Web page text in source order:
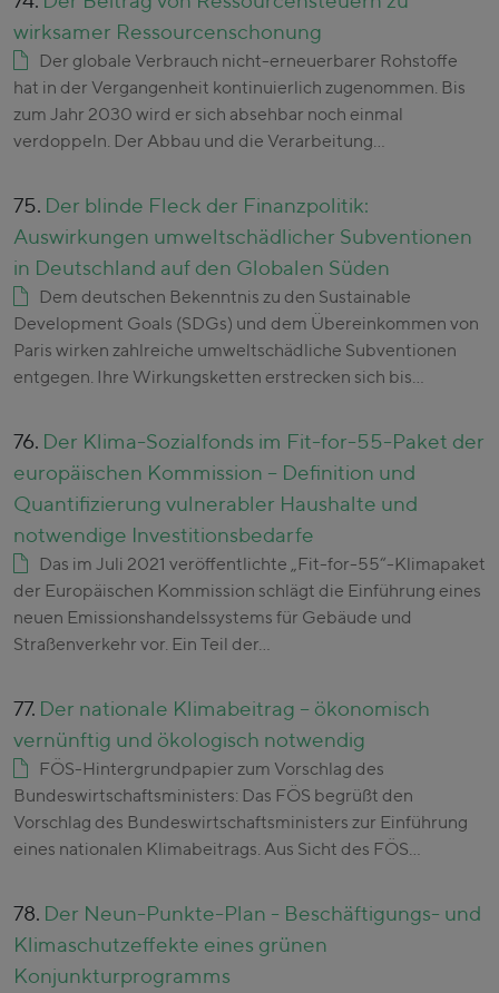
wirksamer Ressourcenschonung
Der globale Verbrauch nicht-erneuerbarer Rohstoffe
hat in der Vergangenheit kontinuierlich zugenommen. Bis
zum Jahr 2030 wird er sich absehbar noch einmal
verdoppeln. Der Abbau und die Verarbeitung…
75. Der blinde Fleck der Finanzpolitik:
Auswirkungen umweltschädlicher Subventionen
in Deutschland auf den Globalen Süden
Dem deutschen Bekenntnis zu den Sustainable
Development Goals (SDGs) und dem Übereinkommen von
Paris wirken zahlreiche umweltschädliche Subventionen
entgegen. Ihre Wirkungsketten erstrecken sich bis…
76. Der Klima-Sozialfonds im Fit-for-55-Paket der
europäischen Kommission – Definition und
Quantifizierung vulnerabler Haushalte und
notwendige Investitionsbedarfe
Das im Juli 2021 veröffentlichte „Fit-for-55“-Klimapaket
der Europäischen Kommission schlägt die Einführung eines
neuen Emissionshandelssystems für Gebäude und
Straßenverkehr vor. Ein Teil der…
77. Der nationale Klimabeitrag – ökonomisch
vernünftig und ökologisch notwendig
FÖS-Hintergrundpapier zum Vorschlag des
Bundeswirtschaftsministers: Das FÖS begrüßt den
Vorschlag des Bundeswirtschaftsministers zur Einführung
eines nationalen Klimabeitrags. Aus Sicht des FÖS…
78. Der Neun-Punkte-Plan - Beschäftigungs- und
Klimaschutzeffekte eines grünen
Konjunkturprogramms